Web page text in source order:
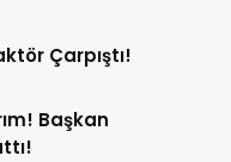
Çarpıştı!
Başkan